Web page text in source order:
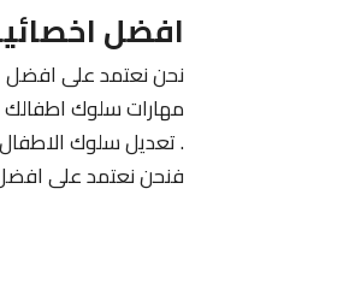
افضل
نحن نعتمد على افضل
مهارات سلوك اطفالك
. تعديل سلوك
فنحن نعتمد على